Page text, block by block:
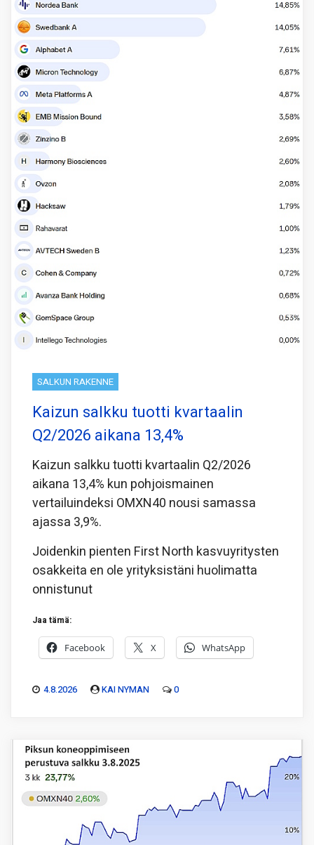
SALKUN RAKENNE
Kaizun salkku tuotti kvartaalin
Q2/2026 aikana 13,4%
Kaizun salkku tuotti kvartaalin Q2/2026
aikana 13,4% kun pohjoismainen
vertailuindeksi OMXN40 nousi samassa
ajassa 3,9%.
Joidenkin pienten First North kasvuyritysten
osakkeita en ole yrityksistäni huolimatta
onnistunut
Jaa tämä:
Facebook X WhatsApp
4.8.2026 KAI NYMAN 0